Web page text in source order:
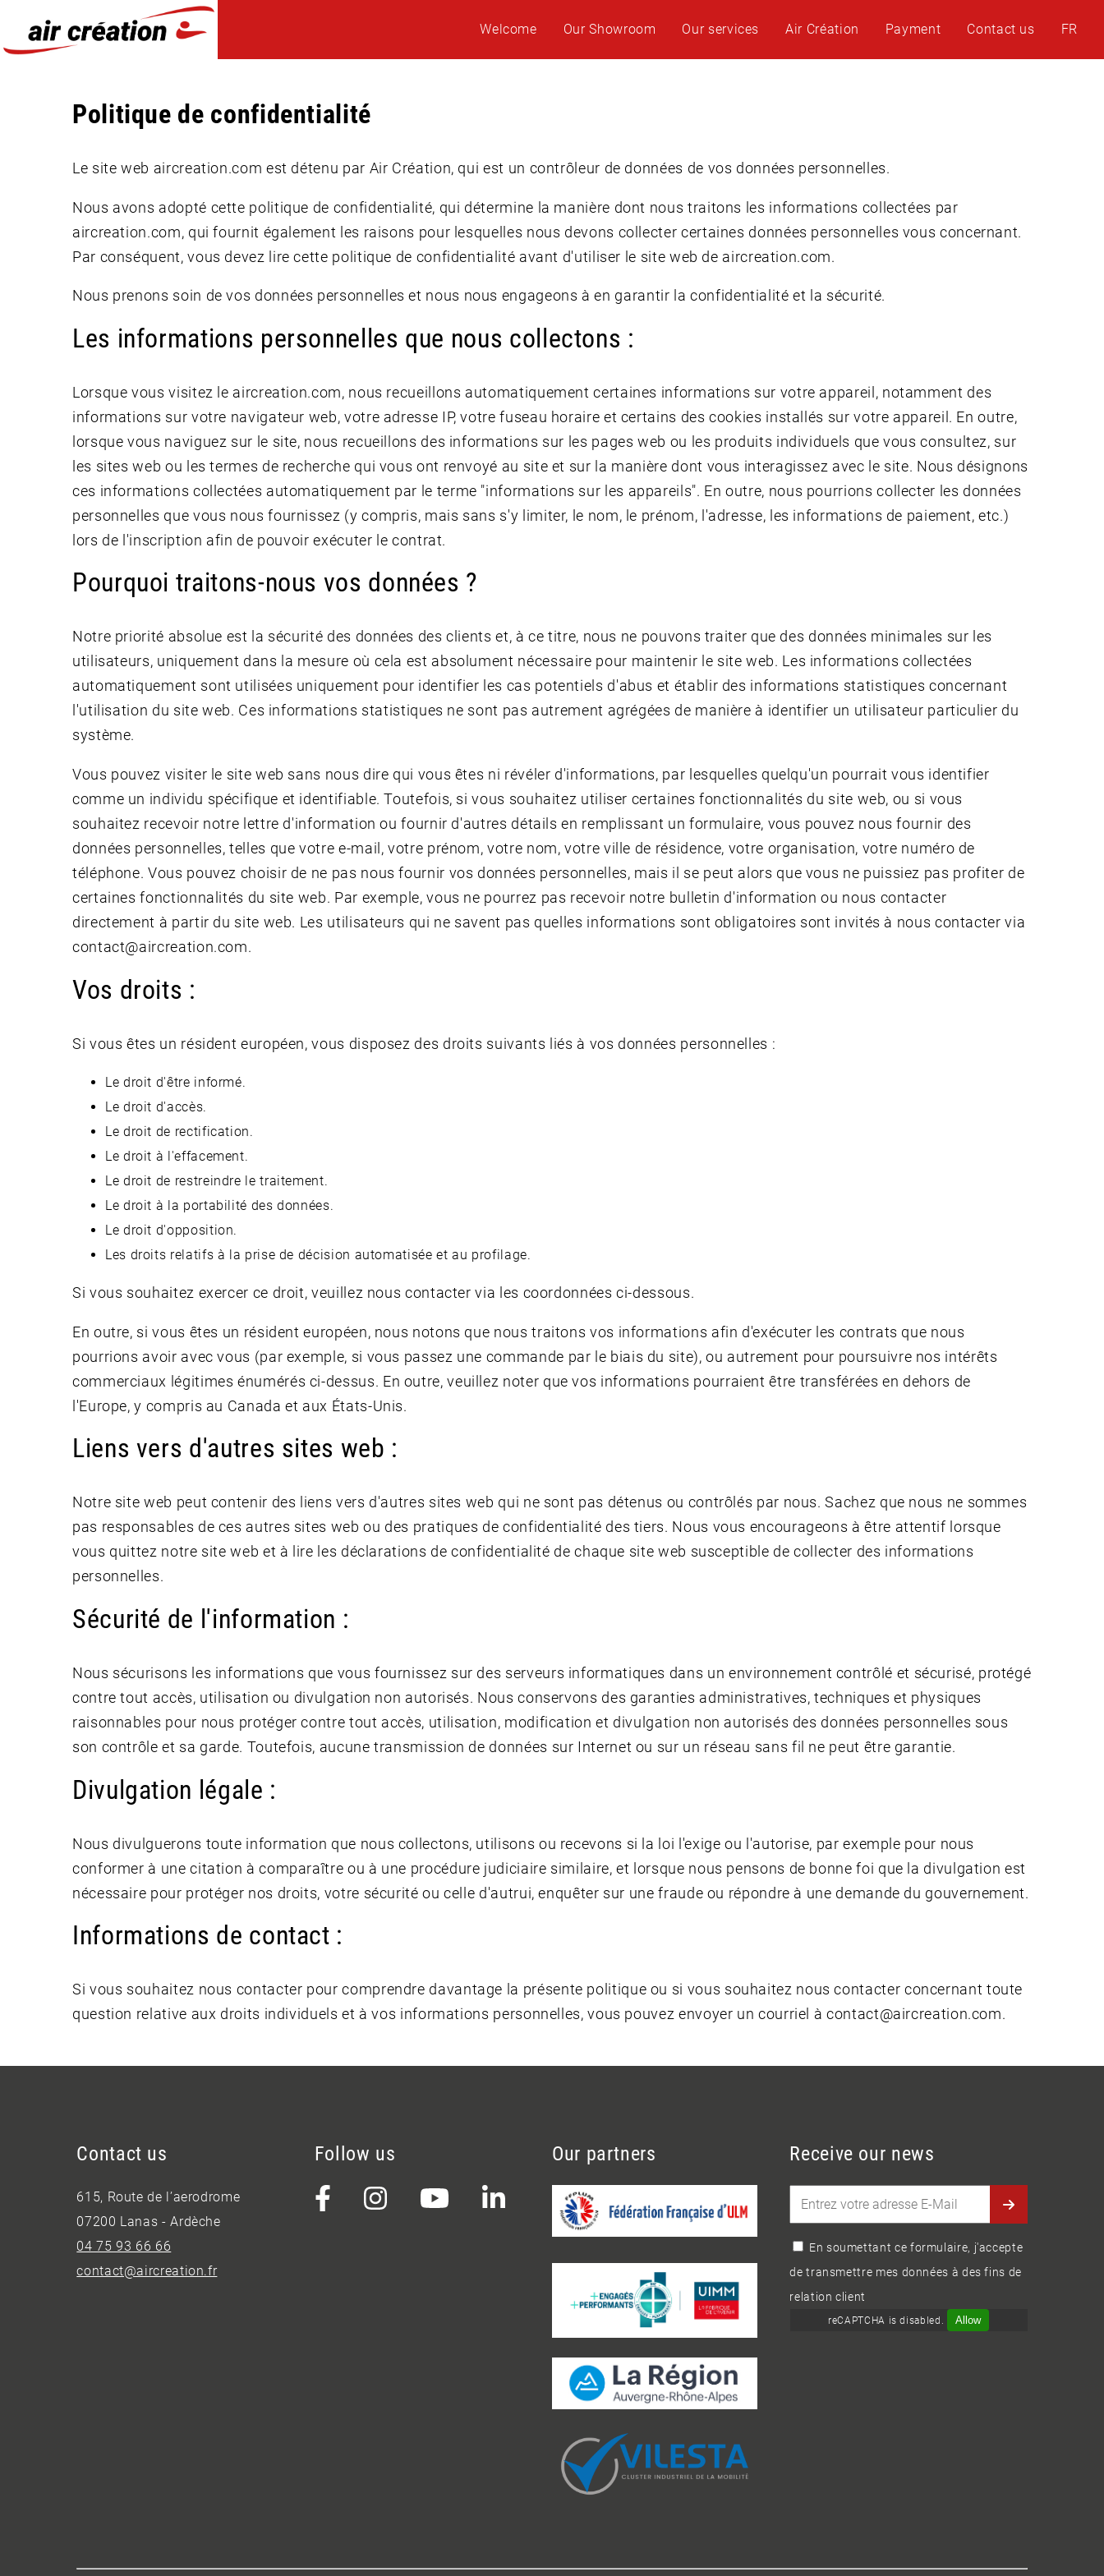
Welcome Our Showroom Our services Air Création Payment Contact us FR
Politique de confidentialité
Le site web aircreation.com est détenu par Air Création, qui est un contrôleur de données de vos données personnelles.
Nous avons adopté cette politique de confidentialité, qui détermine la manière dont nous traitons les informations collectées par
aircreation.com, qui fournit également les raisons pour lesquelles nous devons collecter certaines données personnelles vous concernant.
Par conséquent, vous devez lire cette politique de confidentialité avant d'utiliser le site web de aircreation.com.
Nous prenons soin de vos données personnelles et nous nous engageons à en garantir la confidentialité et la sécurité.
Les informations personnelles que nous collectons :
Lorsque vous visitez le aircreation.com, nous recueillons automatiquement certaines informations sur votre appareil, notamment des
informations sur votre navigateur web, votre adresse IP, votre fuseau horaire et certains des cookies installés sur votre appareil. En outre,
lorsque vous naviguez sur le site, nous recueillons des informations sur les pages web ou les produits individuels que vous consultez, sur
les sites web ou les termes de recherche qui vous ont renvoyé au site et sur la manière dont vous interagissez avec le site. Nous désignons
ces informations collectées automatiquement par le terme "informations sur les appareils". En outre, nous pourrions collecter les données
personnelles que vous nous fournissez (y compris, mais sans s'y limiter, le nom, le prénom, l'adresse, les informations de paiement, etc.)
lors de l'inscription afin de pouvoir exécuter le contrat.
Pourquoi traitons-nous vos données ?
Notre priorité absolue est la sécurité des données des clients et, à ce titre, nous ne pouvons traiter que des données minimales sur les
utilisateurs, uniquement dans la mesure où cela est absolument nécessaire pour maintenir le site web. Les informations collectées
automatiquement sont utilisées uniquement pour identifier les cas potentiels d'abus et établir des informations statistiques concernant
l'utilisation du site web. Ces informations statistiques ne sont pas autrement agrégées de manière à identifier un utilisateur particulier du
système.
Vous pouvez visiter le site web sans nous dire qui vous êtes ni révéler d'informations, par lesquelles quelqu'un pourrait vous identifier
comme un individu spécifique et identifiable. Toutefois, si vous souhaitez utiliser certaines fonctionnalités du site web, ou si vous
souhaitez recevoir notre lettre d'information ou fournir d'autres détails en remplissant un formulaire, vous pouvez nous fournir des
données personnelles, telles que votre e-mail, votre prénom, votre nom, votre ville de résidence, votre organisation, votre numéro de
téléphone. Vous pouvez choisir de ne pas nous fournir vos données personnelles, mais il se peut alors que vous ne puissiez pas profiter de
certaines fonctionnalités du site web. Par exemple, vous ne pourrez pas recevoir notre bulletin d'information ou nous contacter
directement à partir du site web. Les utilisateurs qui ne savent pas quelles informations sont obligatoires sont invités à nous contacter via
contact@aircreation.com.
Vos droits :
Si vous êtes un résident européen, vous disposez des droits suivants liés à vos données personnelles :
Le droit d'être informé.
Le droit d'accès.
Le droit de rectification.
Le droit à l'effacement.
Le droit de restreindre le traitement.
Le droit à la portabilité des données.
Le droit d'opposition.
Les droits relatifs à la prise de décision automatisée et au profilage.
Si vous souhaitez exercer ce droit, veuillez nous contacter via les coordonnées ci-dessous.
En outre, si vous êtes un résident européen, nous notons que nous traitons vos informations afin d'exécuter les contrats que nous
pourrions avoir avec vous (par exemple, si vous passez une commande par le biais du site), ou autrement pour poursuivre nos intérêts
commerciaux légitimes énumérés ci-dessus. En outre, veuillez noter que vos informations pourraient être transférées en dehors de
l'Europe, y compris au Canada et aux États-Unis.
Liens vers d'autres sites web :
Notre site web peut contenir des liens vers d'autres sites web qui ne sont pas détenus ou contrôlés par nous. Sachez que nous ne sommes
pas responsables de ces autres sites web ou des pratiques de confidentialité des tiers. Nous vous encourageons à être attentif lorsque
vous quittez notre site web et à lire les déclarations de confidentialité de chaque site web susceptible de collecter des informations
personnelles.
Sécurité de l'information :
Nous sécurisons les informations que vous fournissez sur des serveurs informatiques dans un environnement contrôlé et sécurisé, protégé
contre tout accès, utilisation ou divulgation non autorisés. Nous conservons des garanties administratives, techniques et physiques
raisonnables pour nous protéger contre tout accès, utilisation, modification et divulgation non autorisés des données personnelles sous
son contrôle et sa garde. Toutefois, aucune transmission de données sur Internet ou sur un réseau sans fil ne peut être garantie.
Divulgation légale :
Nous divulguerons toute information que nous collectons, utilisons ou recevons si la loi l'exige ou l'autorise, par exemple pour nous
conformer à une citation à comparaître ou à une procédure judiciaire similaire, et lorsque nous pensons de bonne foi que la divulgation est
nécessaire pour protéger nos droits, votre sécurité ou celle d'autrui, enquêter sur une fraude ou répondre à une demande du gouvernement.
Informations de contact :
Si vous souhaitez nous contacter pour comprendre davantage la présente politique ou si vous souhaitez nous contacter concernant toute
question relative aux droits individuels et à vos informations personnelles, vous pouvez envoyer un courriel à contact@aircreation.com.
Contact us
615, Route de l’aerodrome
07200 Lanas - Ardèche
04 75 93 66 66
contact@aircreation.fr
Follow us Our partners Receive our news
En soumettant ce formulaire, j'accepte
de transmettre mes données à des fins de
relation client
reCAPTCHA is disabled. Allow
Cookies management panel